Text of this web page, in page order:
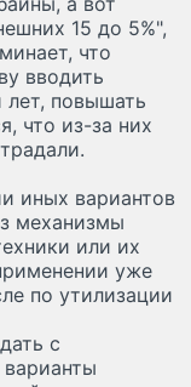
15 до 5%",
что
вводить
повышать
что из-за них
иных вариантов
механизмы
или их
уже
по утилизации
с